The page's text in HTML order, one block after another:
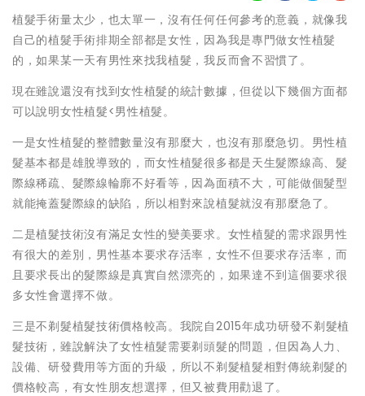
植髮手術量太少，也太單一，沒有任何任何參考的意義，就像我
自己的植髮手術排期全部都是女性，因為我是專門做女性植髮
的，如果某一天有男性來找我植髮，我反而會不習慣了。
現在雖說還沒有找到女性植髮的統計數據，但從以下幾個方面都
可以說明女性植髮<男性植髮。
一是女性植髮的整體數量沒有那麼大，也沒有那麼急切。男性植
髮基本都是雄脫導致的，而女性植髮很多都是天生髮際線高、髮
際線稀疏、髮際線輪廓不好看等，因為面積不大，可能做個髮型
就能掩蓋髮際線的缺陷，所以相對來說植髮就沒有那麼急了。
二是植髮技術沒有滿足女性的變美要求。女性植髮的需求跟男性
有很大的差別，男性基本要求存活率，女性不但要求存活率，而
且要求長出的髮際線是真實自然漂亮的，如果達不到這個要求很
多女性會選擇不做。
三是不剃髮植髮技術價格較高。我院自2015年成功研發不剃髮植
髮技術，雖說解決了女性植髮需要剃頭髮的問題，但因為人力、
設備、研發費用等方面的升級，所以不剃髮植髮相對傳統剃髮的
價格較高，有女性朋友想選擇，但又被費用勸退了。